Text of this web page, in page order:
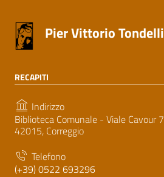
Pier Vittorio Tondelli
RECAPITI
Indirizzo
Biblioteca Comunale - Viale Cavour 7
42015, Correggio
Telefono
(+39) 0522 693296